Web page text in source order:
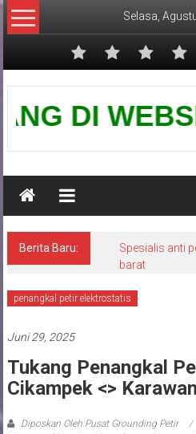
Lompat
ke
Selasa,
Pusat
Grounding
DI
Berita Baru:
Spesialis anti
barat
penangkal petir elektrostatis
Juni 29, 2025
Tukang Penangkal
Cikampek <>
Diposkan Oleh:Pusat Grounding Petir